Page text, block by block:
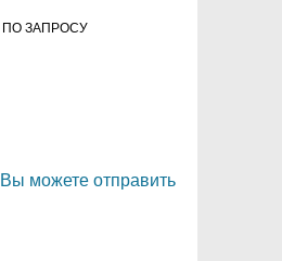
ПО ЗАПРОСУ
можете отправить